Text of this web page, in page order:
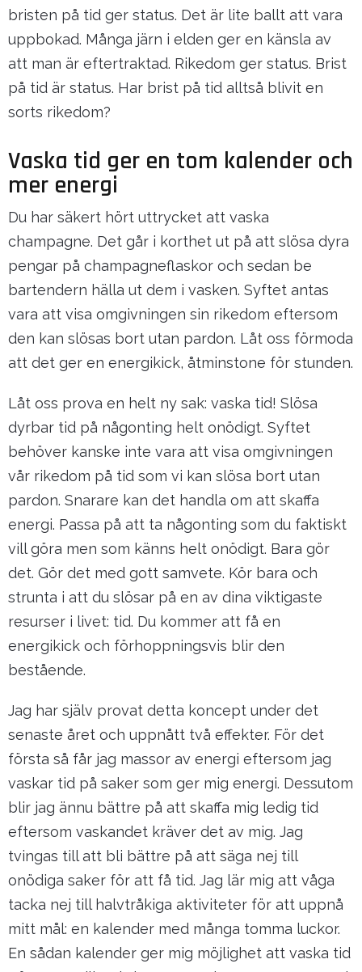
bristen på tid ger status. Det är lite ballt att vara
uppbokad. Många järn i elden ger en känsla av
att man är eftertraktad. Rikedom ger status. Brist
på tid är status. Har brist på tid alltså blivit en
sorts rikedom?
Vaska tid ger en tom kalender och
mer energi
Du har säkert hört uttrycket att vaska
champagne. Det går i korthet ut på att slösa dyra
pengar på champagneflaskor och sedan be
bartendern hälla ut dem i vasken. Syftet antas
vara att visa omgivningen sin rikedom eftersom
den kan slösas bort utan pardon. Låt oss förmoda
att det ger en energikick, åtminstone för stunden.
Låt oss prova en helt ny sak: vaska tid! Slösa
dyrbar tid på någonting helt onödigt. Syftet
behöver kanske inte vara att visa omgivningen
vår rikedom på tid som vi kan slösa bort utan
pardon. Snarare kan det handla om att skaffa
energi. Passa på att ta någonting som du faktiskt
vill göra men som känns helt onödigt. Bara gör
det. Gör det med gott samvete. Kör bara och
strunta i att du slösar på en av dina viktigaste
resurser i livet: tid. Du kommer att få en
energikick och förhoppningsvis blir den
bestående.
Jag har själv provat detta koncept under det
senaste året och uppnått två effekter. För det
första så får jag massor av energi eftersom jag
vaskar tid på saker som ger mig energi. Dessutom
blir jag ännu bättre på att skaffa mig ledig tid
eftersom vaskandet kräver det av mig. Jag
tvingas till att bli bättre på att säga nej till
onödiga saker för att få tid. Jag lär mig att våga
tacka nej till halvtråkiga aktiviteter för att uppnå
mitt mål: en kalender med många tomma luckor.
En sådan kalender ger mig möjlighet att vaska tid